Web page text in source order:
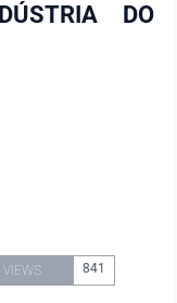
DO
VIEWS 841